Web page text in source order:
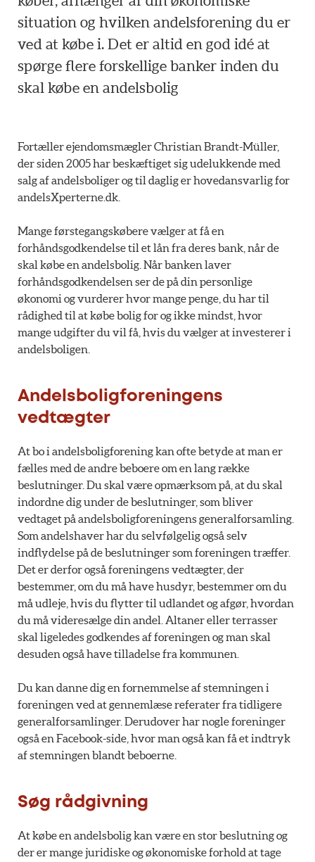
situation og hvilken andelsforening du er
ved at købe i. Det er altid en god idé at
spørge flere forskellige banker inden du
skal købe en andelsbolig
Fortæller ejendomsmægler Christian Brandt-Müller,
der siden 2005 har beskæftiget sig udelukkende med
salg af andelsboliger og til daglig er hovedansvarlig for
andelsXperterne.dk.
Mange førstegangskøbere vælger at få en
forhåndsgodkendelse til et lån fra deres bank, når de
skal købe en andelsbolig. Når banken laver
forhåndsgodkendelsen ser de på din personlige
økonomi og vurderer hvor mange penge, du har til
rådighed til at købe bolig for og ikke mindst, hvor
mange udgifter du vil få, hvis du vælger at investerer i
andelsboligen.
Andelsboligforeningens
vedtægter
At bo i andelsboligforening kan ofte betyde at man er
fælles med de andre beboere om en lang række
beslutninger. Du skal være opmærksom på, at du skal
indordne dig under de beslutninger, som bliver
vedtaget på andelsboligforeningens generalforsamling.
Som andelshaver har du selvfølgelig også selv
indflydelse på de beslutninger som foreningen træffer.
Det er derfor også foreningens vedtægter, der
bestemmer, om du må have husdyr, bestemmer om du
må udleje, hvis du flytter til udlandet og afgør, hvordan
du må videresælge din andel. Altaner eller terrasser
skal ligeledes godkendes af foreningen og man skal
desuden også have tilladelse fra kommunen.
Du kan danne dig en fornemmelse af stemningen i
foreningen ved at gennemlæse referater fra tidligere
generalforsamlinger. Derudover har nogle foreninger
også en Facebook-side, hvor man også kan få et indtryk
af stemningen blandt beboerne.
Søg rådgivning
At købe en andelsbolig kan være en stor beslutning og
der er mange juridiske og økonomiske forhold at tage